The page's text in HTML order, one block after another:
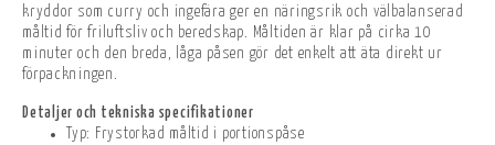
kryddor som curry och ingefära ger en näringsrik och välbalanserad
måltid för friluftsliv och beredskap. Måltiden är klar på cirka 10
minuter och den breda, låga påsen gör det enkelt att äta direkt ur
förpackningen.
Detaljer och tekniska specifikationer
Typ: Frystorkad måltid i portionspåse